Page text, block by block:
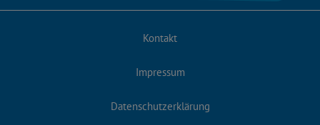
Kontakt
Impressum
Datenschutzerklärung